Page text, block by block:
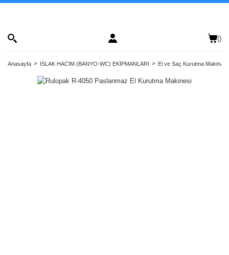
()
Anasayfa ISLAK HACİM (BANYO-WC) EKİPMANLARI El ve Saç Kurutma